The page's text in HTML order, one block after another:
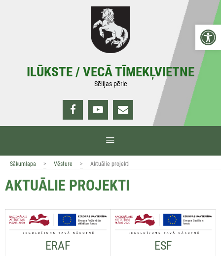
ILŪKSTE / VECĀ TĪMEKĻVIETNE
Sēlijas pērle
Sākumlapa > Vēsture > Aktuālie projekti
AKTUĀLIE PROJEKTI
ERAF ESF